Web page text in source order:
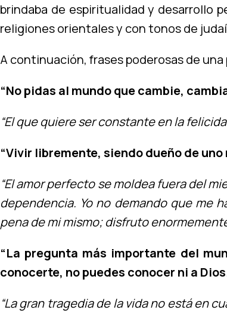
brindaba de espiritualidad y desarrollo
religiones orientales y con tonos de
A continuación, frases poderosas de
“No pidas al mundo que cambie,
“El que quiere ser constante en la
“Vivir libremente, siendo dueño de
“El amor perfecto se moldea fuera del
dependencia. Yo no demando que me
pena de mi mismo; disfruto
“La pregunta más importante del
conocerte, no puedes conocer ni a
“La gran tragedia de la vida no está en